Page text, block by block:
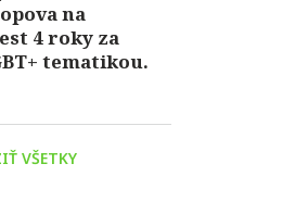
na
4 roky za
tematikou.
VŠETKY